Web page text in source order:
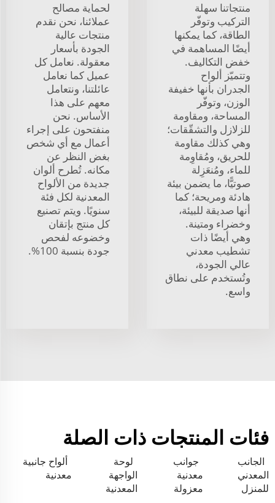
منتجاتنا سهلة
التركيب وتوفّر
الطاقة، كما يمكنها
أيضًا المساهمة في
خفض التكاليف.
وتتميّز ألواح
الجدران بأنها خفيفة
الوزن، وتوفّر
المساحة، ومقاومة
للزلازل والتشقّقات؛
وهي كذلك مقاومة
للحريق، ومُقاوِمة
للماء، ومُنعَزِلة
صوتيًّا، ما يضمن بيئة
هادئة ومريحة؛ كما
أنها صديقة للبيئة،
وخضراء ومتينة.
وهي أيضًا ذات
تشطيب معدني
عالي الجودة،
وتُستخدم على نطاق
واسع.
لحماية مصالح
عملائنا، نحن نقدم
منتجات عالية
الجودة بأسعار
معقولة. نعامل كل
عميل كما نعامل
عائلتنا، ونتعامل
معهم على هذا
الأساس. نحن
منفتحون على إجراء
أعمال مع أي شخص
بغض النظر عن
مكانه. تُطرح ألوان
جديدة من الألواح
المعدنية لكل فئة
سنويًا. ويتم تصنيع
كل منتج بإتقان
وخضوعه لفحص
جودة بنسبة 100%.
فئات المنتجات ذات الصلة
الجانب
المعدني
للمنزل
جوانب
معدنية
معزولة
لوحة
الواجهة
المعدنية
ألواح جانبية
معدنية